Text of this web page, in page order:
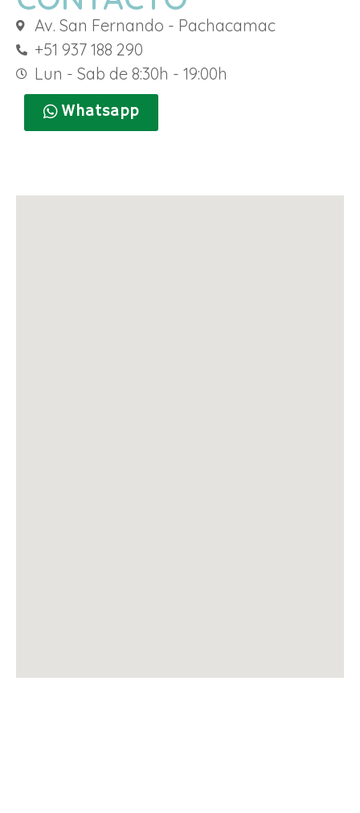
Av. San Fernando - Pachacamac
+51 937 188 290
Lun - Sab de 8:30h - 19:00h
Whatsapp